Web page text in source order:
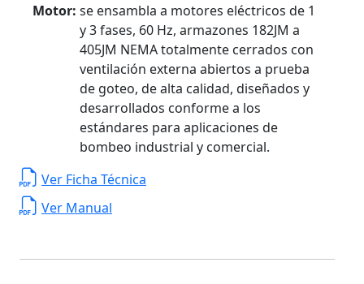
Motor: se ensambla a motores eléctricos de 1
y 3 fases, 60 Hz, armazones 182JM a
405JM NEMA totalmente cerrados con
ventilación externa abiertos a prueba
de goteo, de alta calidad, diseñados y
desarrollados conforme a los
estándares para aplicaciones de
bombeo industrial y comercial.
Ver Ficha Técnica
Ver Manual